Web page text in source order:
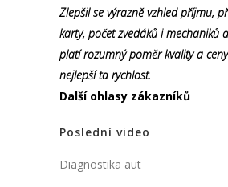
Zlepšil se výrazně vzhled příjmu,
karty, počet zvedáků i mechaniků
platí rozumný poměr kvality a
nejlepší ta rychlost.
Další ohlasy zákazníků
Poslední video
Diagnostika aut